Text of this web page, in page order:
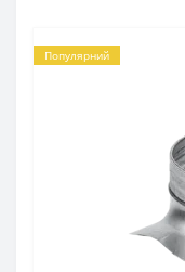
Популярний